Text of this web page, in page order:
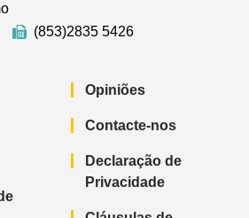
(853)2835 5426
Opiniões
Contacte-nos
Declaração de
Privacidade